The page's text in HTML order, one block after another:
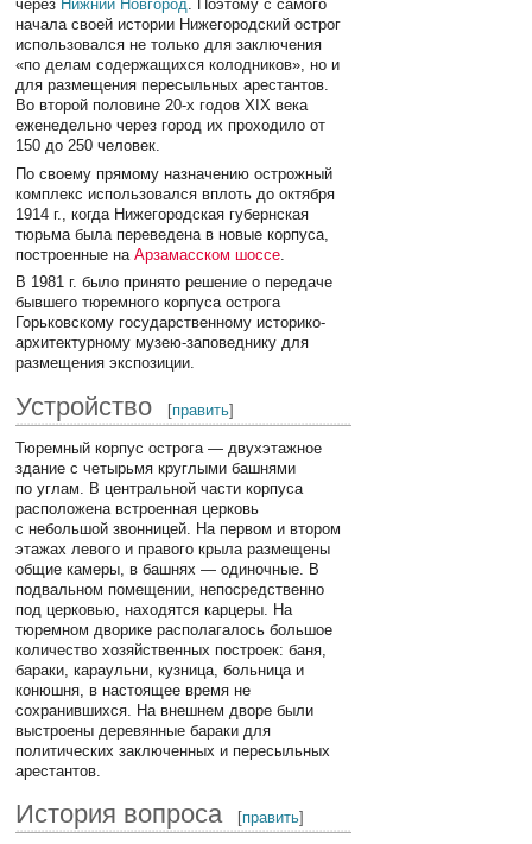
через Нижний Новгород. Поэтому с самого
начала своей истории Нижегородский острог
использовался не только для заключения
«по делам содержащихся колодников», но и
для размещения пересыльных арестантов.
Во второй половине 20-х годов XIX века
еженедельно через город их проходило от
150 до 250 человек.
По своему прямому назначению острожный
комплекс использовался вплоть до октября
1914 г., когда Нижегородская губернская
тюрьма была переведена в новые корпуса,
построенные наАрзамасском шоссе
В 1981 г. было принято решение о передаче
бывшего тюремного корпуса острога
Горьковскому государственному историко-
архитектурному музею-заповеднику для
размещения экспозиции.
Устройство [править]
Тюремный корпус острога — двухэтажное
здание с четырьмя круглыми башнями
по углам. В центральной части корпуса
расположена встроенная церковь
с небольшой звонницей. На первом и втором
этажах левого и правого крыла размещены
общие камеры, в башнях — одиночные. В
подвальном помещении, непосредственно
под церковью, находятся карцеры. На
тюремном дворике располагалось большое
количество хозяйственных построек: баня,
бараки, караульни, кузница, больница и
конюшня, в настоящее время не
сохранившихся. На внешнем дворе были
выстроены деревянные бараки для
политических заключенных и пересыльных
арестантов.
История вопроса [править]